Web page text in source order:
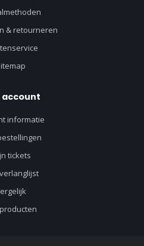
& retourneren
account
informatie
tickets